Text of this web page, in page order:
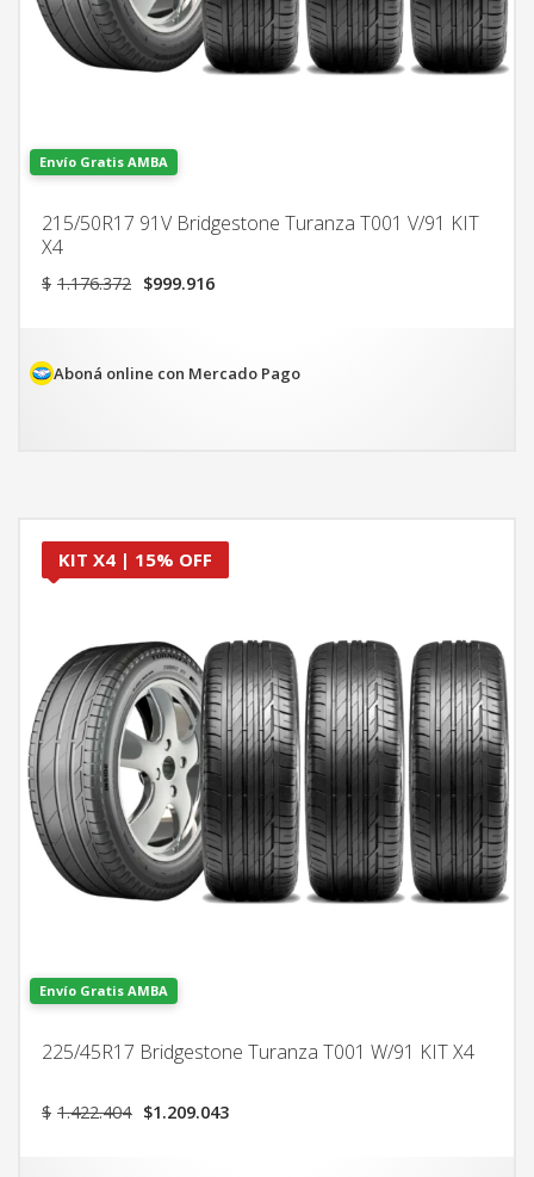
Envío Gratis AMBA
215/50R17 91V Bridgestone Turanza T001 V/91 KIT
X4
$ 1.176.372 El
$1.176.372.
$999.916El
$999.916.
Aboná online con Mercado Pago
KIT X4 | 15% OFF
Envío Gratis AMBA
225/45R17 Bridgestone Turanza T001 W/91 KIT X4
$ 1.422.404 El
$1.209.043El